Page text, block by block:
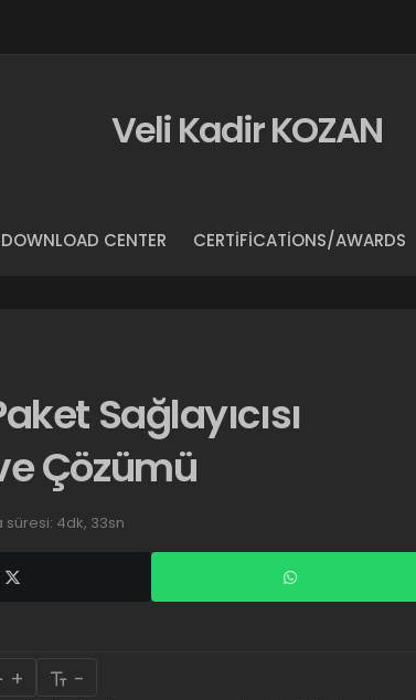
Veli Kadir KOZAN
DOWNLOAD CENTER CERTIFICATIONS/AWARDS
Sağlayıcısı
Çözümü
süresi: 4dk, 33sn
+ -